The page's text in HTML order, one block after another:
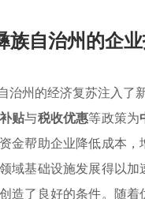
族自治州的企
治州的经济复苏注入了
贴与税收优惠等政策为
金帮助企业降低成本
域基础设施发展得以
造了良好的条件。随